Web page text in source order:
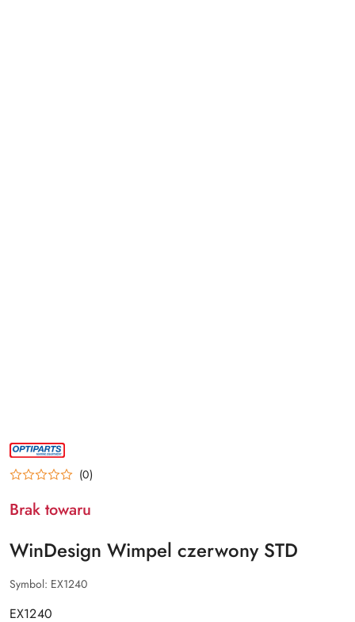
NAZWA
PRODUCENTA:
OPTIPARTS (0)
Brak towaru
WinDesign Wimpel czerwony STD
Symbol: EX1240
EX1240